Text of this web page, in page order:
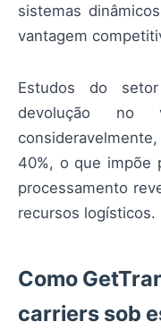
sistemas
vantagem
Estudos do
devolução no
40%, o que impõe
processamento
recursos logísticos.
Como
carriers sob